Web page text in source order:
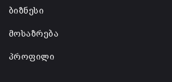
ბიზნესი
მოსაზრება
პროფილი